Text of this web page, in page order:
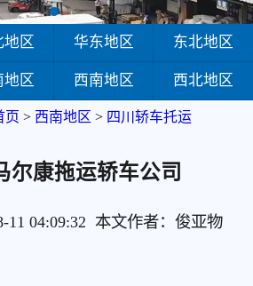
华南地区
西南地区
地区 华东地区 东北地区
地区 西南地区 西北地区
页 > 西南地区 > 四川轿车托运
尔康拖运轿车公司
11 04:09:32 本文作者：俊亚物